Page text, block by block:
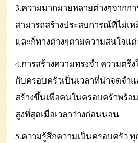
3.ความมากมายหลายต่างๆจาก
สามารถสร้างประสบการณ์ที่ไม่
และก็ทางต่างๆตามความสนใจแ
4.การสร้างความทรงจำ ความตรึ
กับครอบครัวเป็นเวลาที่น่าจดจำ
สร้างขึ้นเพื่อคนในครอบครัวพร้อ
สูงที่สุดเมื่อเวลาว่างก่อนนอน
5.ความรู้สึกความเป็นครอบครัว